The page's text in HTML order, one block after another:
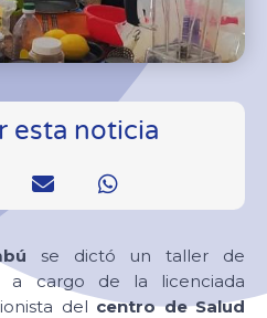
esta noticia
se dictó un taller de
a cargo de la licenciada
del centro de Salud